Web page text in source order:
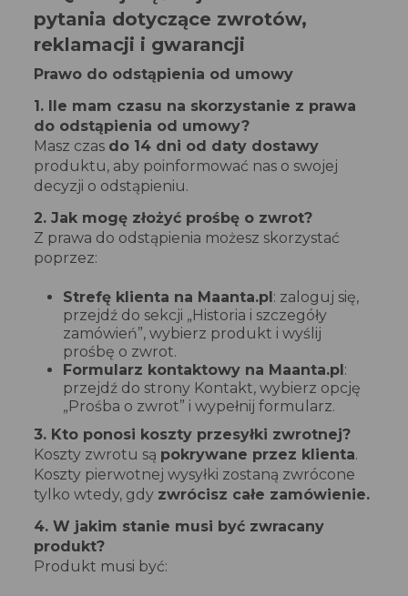
pytania dotyczące zwrotów,
reklamacji i gwarancji
Prawo do odstąpienia od umowy
1. Ile mam czasu na skorzystanie z prawa
do odstąpienia od umowy?
Masz czas do 14 dni od daty dostawy
produktu, aby poinformować nas o swojej
decyzji o odstąpieniu.
2. Jak mogę złożyć prośbę o zwrot?
Z prawa do odstąpienia możesz skorzystać
poprzez:
Strefę klienta na Maanta.pl : zaloguj się,
przejdź do sekcji „Historia i szczegóły
zamówień”, wybierz produkt i wyślij
prośbę o zwrot.
Formularz kontaktowy na Maanta.pl :
przejdź do strony Kontakt, wybierz opcję
„Prośba o zwrot” i wypełnij formularz.
3. Kto ponosi koszty przesyłki zwrotnej?
Koszty zwrotu są pokrywane przez klienta.
Koszty pierwotnej wysyłki zostaną zwrócone
tylko wtedy, gdy zwrócisz całe zamówienie.
4. W jakim stanie musi być zwracany
produkt?
Produkt musi być: